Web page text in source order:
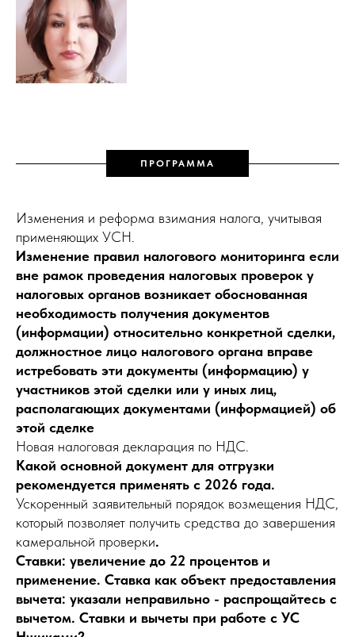
ПРОГРАММА
Изменения и реформа взимания налога, учитывая
применяющих УСН.
Изменение правил налогового мониторинга если
вне рамок проведения налоговых проверок у
налоговых органов возникает обоснованная
необходимость получения документов
(информации) относительно конкретной сделки,
должностное лицо налогового органа вправе
истребовать эти документы (информацию) у
участников этой сделки или у иных лиц,
располагающих документами (информацией) об
этой сделке
Новая налоговая декларация по НДС.
Какой основной документ для отгрузки
рекомендуется применять с 2026 года.
Ускоренный заявительный порядок возмещения НДС,
который позволяет получить средства до завершения
камеральной проверки.
Ставки: увеличение до 22 процентов и
применение. Ставка как объект предоставления
вычета: указали неправильно - распрощайтесь с
вычетом. Ставки и вычеты при работе с УС